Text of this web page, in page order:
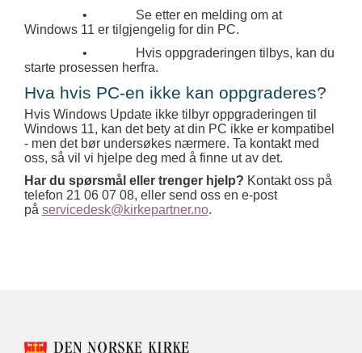
•
Se etter en melding om at
Windows 11 er tilgjengelig for din PC.
•
Hvis oppgraderingen tilbys, kan du
starte prosessen herfra.
Hva hvis PC-en ikke kan oppgraderes?
Hvis Windows Update ikke tilbyr oppgraderingen til
Windows 11, kan det bety at din PC ikke er kompatibel
- men det bør undersøkes nærmere. Ta kontakt med
oss, så vil vi hjelpe deg med å finne ut av det.
Har du spørsmål eller trenger hjelp? Kontakt oss på
telefon 21 06 07 08, eller send oss en e-post
på servicedesk@kirkepartner.no.